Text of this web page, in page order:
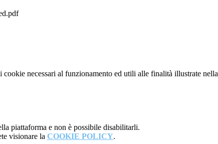
necessari al funzionamento ed utili alle finalità illustrate nella
piattaforma e non è possibile disabilitarli.
visionare la COOKIE POLICY.